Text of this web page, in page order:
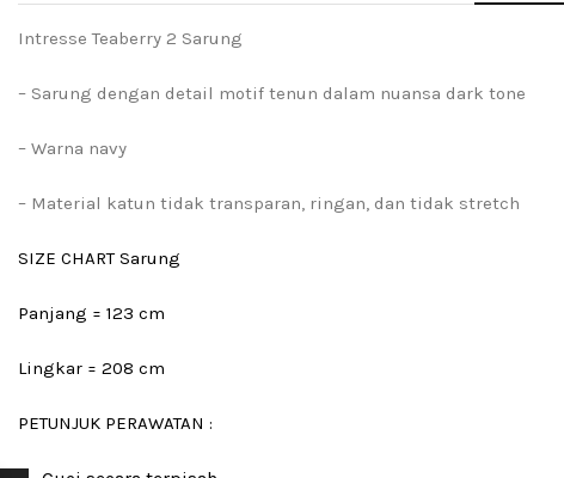
Intresse Teaberry 2 Sarung
– Sarung dengan detail motif tenun dalam nuansa dark tone
– Warna navy
– Material katun tidak transparan, ringan, dan tidak stretch
SIZE CHART Sarung
Panjang = 123 cm
Lingkar = 208 cm
PETUNJUK PERAWATAN :